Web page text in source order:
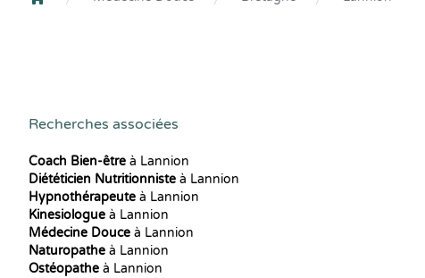
Recherches associées
Coach Bien-être à Lannion
Diététicien Nutritionniste à Lannion
Hypnothérapeute à Lannion
Kinesiologue à Lannion
Médecine Douce à Lannion
Naturopathe à Lannion
Ostéopathe à Lannion